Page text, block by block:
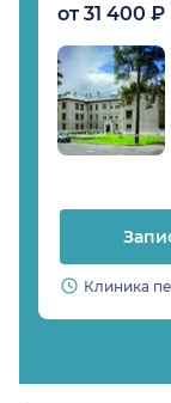
от 31 400 ₽
Клиника